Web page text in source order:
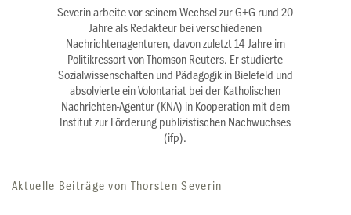
Severin arbeite vor seinem Wechsel zur G+G rund 20
Jahre als Redakteur bei verschiedenen
Nachrichtenagenturen, davon zuletzt 14 Jahre im
Politikressort von Thomson Reuters. Er studierte
Sozialwissenschaften und Pädagogik in Bielefeld und
absolvierte ein Volontariat bei der Katholischen
Nachrichten-Agentur (KNA) in Kooperation mit dem
Institut zur Förderung publizistischen Nachwuchses
(ifp).
Aktuelle Beiträge von Thorsten Severin